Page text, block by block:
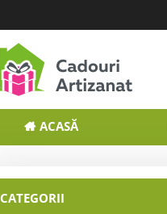
ACASĂ
CATEGORII